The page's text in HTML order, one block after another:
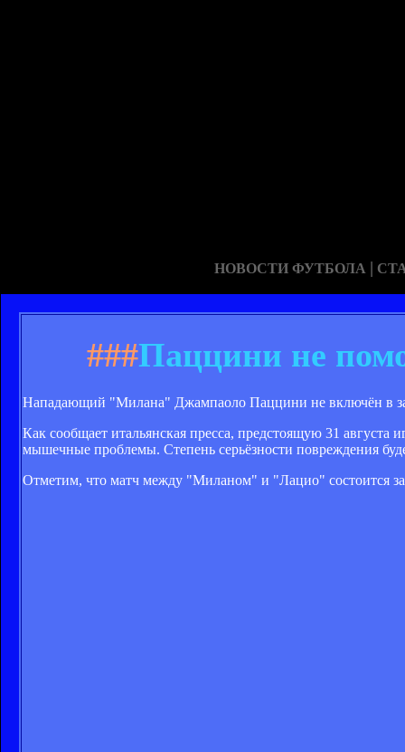
НОВОСТИ ФУТБОЛА |
###Паццини не
Нападающий "Милана" Джампаоло Паццини не включён в
Как сообщает итальянская пресса, предстоящую 31 августа
мышечные проблемы. Степень серьёзности повреждения
Отметим, что матч между "Миланом" и "Лацио" состоится